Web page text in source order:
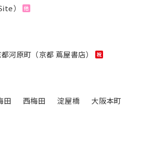
） 他
河原町（京都 蔦屋書店） 祝
田 西梅田 淀屋橋
大阪本町